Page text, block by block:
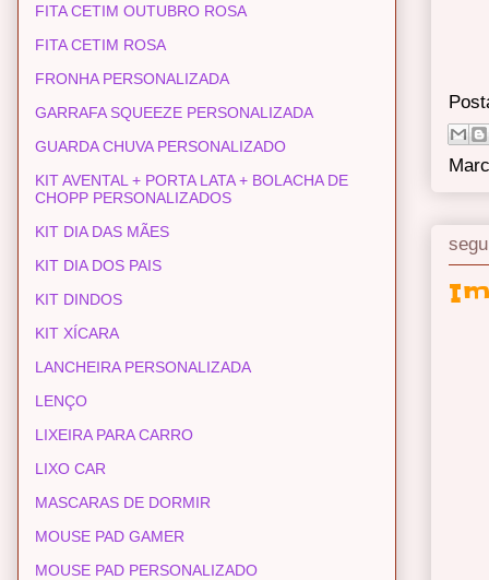
FITA CETIM OUTUBRO ROSA
FITA CETIM ROSA
FRONHA PERSONALIZADA
GARRAFA SQUEEZE PERSONALIZADA
GUARDA CHUVA PERSONALIZADO
KIT AVENTAL + PORTA LATA + BOLACHA DE
CHOPP PERSONALIZADOS
KIT DIA DAS MÃES
KIT DIA DOS PAIS
KIT DINDOS
KIT XÍCARA
LANCHEIRA PERSONALIZADA
LENÇO
LIXEIRA PARA CARRO
LIXO CAR
MASCARAS DE DORMIR
MOUSE PAD GAMER
MOUSE PAD PERSONALIZADO